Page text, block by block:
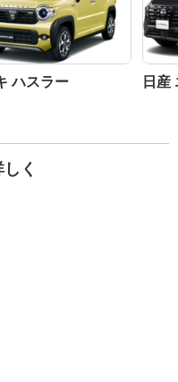
ハスラー 日産
く